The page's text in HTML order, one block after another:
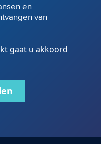
en
van
gaat u akkoord